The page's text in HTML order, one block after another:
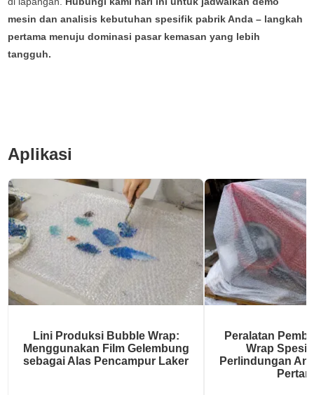
mesin dan analisis kebutuhan spesifik pabrik Anda – langkah
pertama menuju dominasi pasar kemasan yang lebih
tangguh.
Aplikasi
Lini Produksi Bubble Wrap:
Menggunakan Film Gelembung
sebagai Alas Pencampur Laker
Peralatan
Wrap
Perlindungan